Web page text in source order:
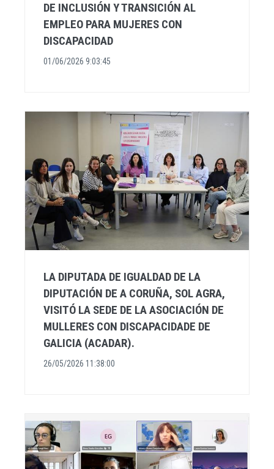
DE INCLUSIÓN Y TRANSICIÓN AL
EMPLEO PARA MUJERES CON
DISCAPACIDAD
01/06/2026 9:03:45
LA DIPUTADA DE IGUALDAD DE LA
DIPUTACIÓN DE A CORUÑA, SOL AGRA,
VISITÓ LA SEDE DE LA ASOCIACIÓN DE
MULLERES CON DISCAPACIDADE DE
GALICIA (ACADAR).
26/05/2026 11:38:00